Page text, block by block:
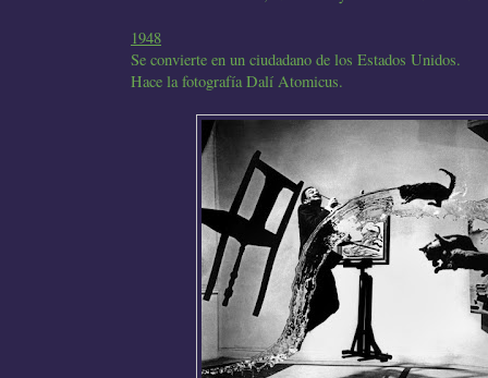
1948
Se convierte en un ciudadano de los Estados Unidos.
Hace la fotografía Dalí Atomicus.